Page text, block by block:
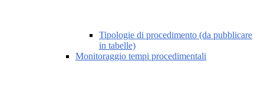
Tipologie di procedimento (da pubblicare
in tabelle)
Monitoraggio tempi procedimentali